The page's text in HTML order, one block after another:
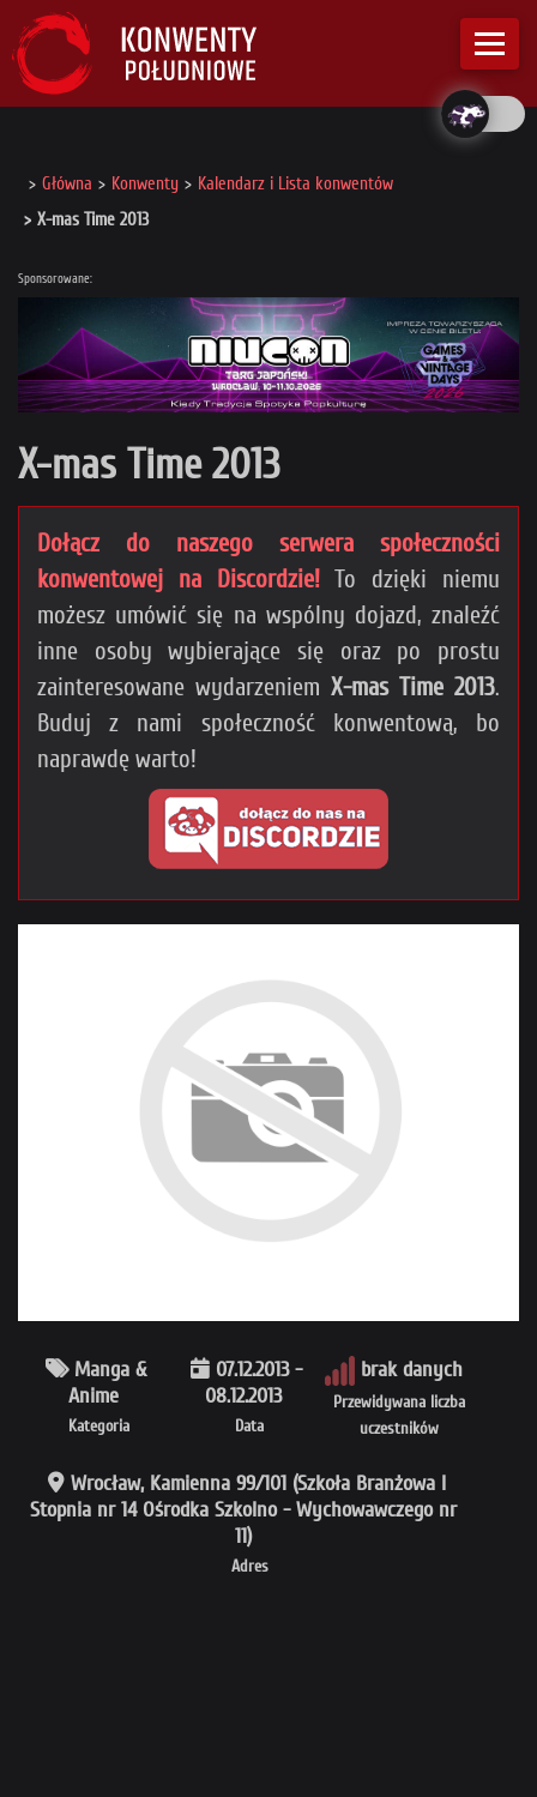
Główna Konwenty
Kalendarz i Lista konwentów
X-mas Time 2013
Sponsorowane:
X-mas Time 2013
Dołącz do naszego serwera społeczności
konwentowej na Discordzie!To dzięki niemu
możesz umówić się na wspólny dojazd, znaleźć
inne osoby wybierające się oraz po prostu
zainteresowane wydarzeniem X-mas Time 2013.
Buduj z nami społeczność konwentową, bo
naprawdę warto!
Kategoria
Manga &
Anime
Data
07.12.2013 -
08.12.2013
Przewidywana liczba
uczestników
brak danych
Adres
Wrocław, Kamienna 99/101 (Szkoła Branżowa I
Stopnia nr 14 Ośrodka Szkolno - Wychowawczego nr
11)